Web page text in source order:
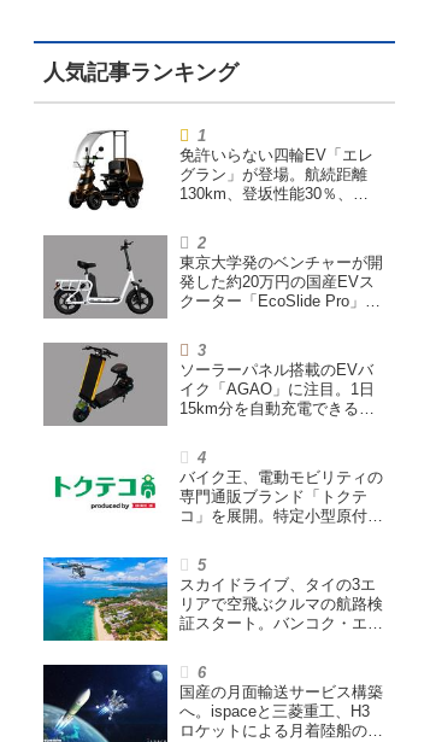
免許いらない四輪EV「エレ
グラン」が登場。航続距離
130km、登坂性能30％、
東京大学発のベンチャーが開
発した約20万円の国産EVス
クーター「EcoSlide Pro」が
ハイパワー特定小型原付
ソーラーパネル搭載のEVバ
イク「AGAO」に注目。1日
15km分を自動充電できる
バイク王、電動モビリティの
専門通販ブランド「トクテ
コ」を展開。特定小型原付や
スカイドライブ、タイの3エ
リアで空飛ぶクルマの航路検
証スタート。バンコク・エア
指す
国産の月面輸送サービス構築
へ。ispaceと三菱重工、H3
ロケットによる月着陸船の打